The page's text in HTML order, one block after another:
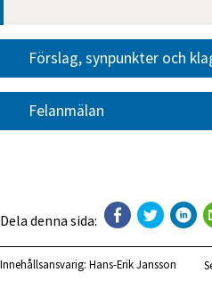
Förslag, synpunkter och
Felanmälan
Dela denna sida:
Innehållsansvarig: Hans-Erik Jansson